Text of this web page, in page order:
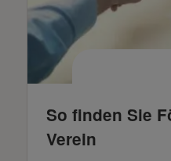
So finden Sie
Verein